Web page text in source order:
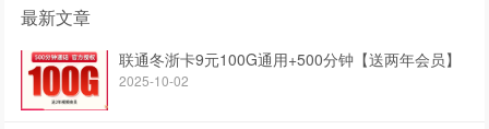
最新文章
联通冬浙卡9元100G通用+500分钟【送两年会员】
2025-10-02